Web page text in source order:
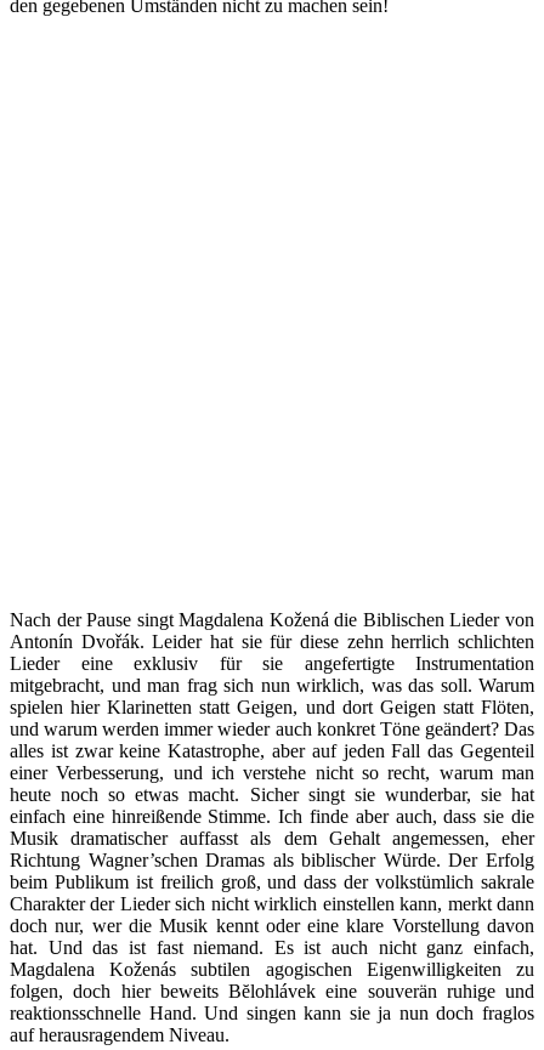
den gegebenen Umständen nicht zu machen sein!
Nach der Pause singt Magdalena Kožená die Biblischen Lieder von
Antonín Dvořák. Leider hat sie für diese zehn herrlich schlichten
Lieder eine exklusiv für sie angefertigte Instrumentation
mitgebracht, und man frag sich nun wirklich, was das soll. Warum
spielen hier Klarinetten statt Geigen, und dort Geigen statt Flöten,
und warum werden immer wieder auch konkret Töne geändert? Das
alles ist zwar keine Katastrophe, aber auf jeden Fall das Gegenteil
einer Verbesserung, und ich verstehe nicht so recht, warum man
heute noch so etwas macht. Sicher singt sie wunderbar, sie hat
einfach eine hinreißende Stimme. Ich finde aber auch, dass sie die
Musik dramatischer auffasst als dem Gehalt angemessen, eher
Richtung Wagner’schen Dramas als biblischer Würde. Der Erfolg
beim Publikum ist freilich groß, und dass der volkstümlich sakrale
Charakter der Lieder sich nicht wirklich einstellen kann, merkt dann
doch nur, wer die Musik kennt oder eine klare Vorstellung davon
hat. Und das ist fast niemand. Es ist auch nicht ganz einfach,
Magdalena Koženás subtilen agogischen Eigenwilligkeiten zu
folgen, doch hier beweits Bĕlohlávek eine souverän ruhige und
reaktionsschnelle Hand. Und singen kann sie ja nun doch fraglos
auf herausragendem Niveau.